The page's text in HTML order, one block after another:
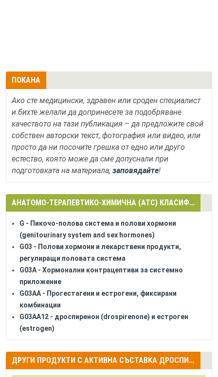
ПОКАНА
Ако сте медицински, здравен или сроден специалист
и бихте желали да допринесете за подобряване
качеството на тази публикация – да предложите свой
собствен авторски текст, фотография или видео, или
просто да ни посочите грешка от едно или друго
естество, която може да сме допуснали при
подготовката на материала, заповядайте!
АНАТОМО-ТЕРАПЕВТИКО-ХИМИЧНА (АТС) КЛАСИФИКАЦИЯ
G - Пикочо-полова система и полови хормони
(genitourinary system and sex hormones)
G03 - Полови хормони и лекарствени продукти,
регулиращи половата система
G03A - Хормонални контрацептиви за системно
приложение
G03AA - Прогестагени и естрогени, фиксирани
комбинации
G03AA12 - дроспиренон (drospirenone) и естроген
(estrogen)
ДРУГИ ПРОДУКТИ С АКТИВНА СЪСТАВКА ДРОСПИРЕНОН (DROSPIRENONE) + ЕТИНИЛЕСТРАДИОЛ (ETHINYLESTRADIOL)